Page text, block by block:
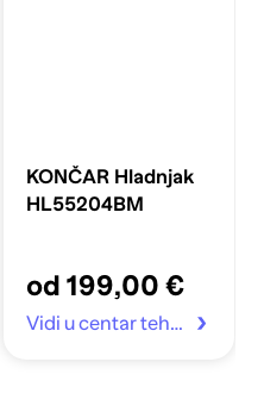
KONČAR Hladnjak
HL55204BM
od 199,00 €
Vidi u centar tehnike